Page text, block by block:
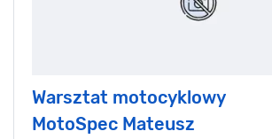
Warsztat motocyklowy
MotoSpec Mateusz